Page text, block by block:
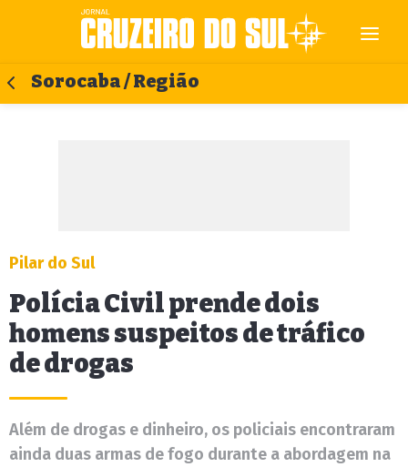
Sorocaba / Região
Pilar do Sul
Polícia Civil prende dois
homens suspeitos de tráfico
de drogas
Além de drogas e dinheiro, os policiais encontraram
ainda duas armas de fogo durante a abordagem na